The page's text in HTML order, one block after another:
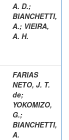
A. D.;
BIANCHETTI,
A.; VIEIRA,
A. H.
FARIAS
NETO, J. T.
de;
YOKOMIZO,
G.;
BIANCHETTI,
A.